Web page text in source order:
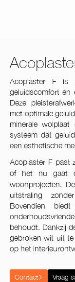
Acoplaster F is
geluidscomfort en
Deze
met optimale
minerale
systeem dat
een esthetische
Acoplaster F past
of het nu gaat
woonprojecten.
uitstraling
Bovendien
behoudt. Dankzij
gebroken wit uit
op het
Contact Vraag